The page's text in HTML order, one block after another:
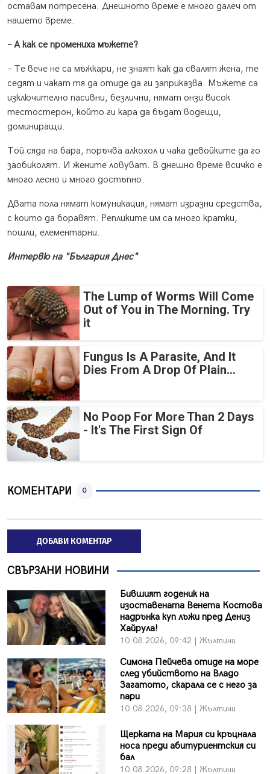
оставам потресена. Днешното време е много далеч от
нашето време.
– А как се промениха мъжете?
– Те вече не са мъжкари, не знаят как да свалят жена, те
седят и чакат тя да отиде да ги заприказва. Мъжете са
изключително пасивни, безлични, нямат онзи висок
тестостерон, който ги кара да бъдат водещи,
доминиращи.
Той сяда на бара, поръчва алкохол и чака девойките да го
заобиколят. И жените ловуват. В днешно време всичко е
много лесно и много достъпно.
Двата пола нямат комуникация, нямат изразни средства,
с които да боравят. Репликите им са много кратки,
пошли, елементарни.
Интервю на "България Днес"
The Lump of Worms Will Come
Out of You in The Morning. Try
it
Fungus Is A Parasite, And It
Dies From A Drop Of Plain...
No Poop For More Than 2 Days
- It's The First Sign Of
КОМЕНТАРИ 0
ДОБАВИ КОМЕНТАР
СВЪРЗАНИ НОВИНИ
Бившият годеник на
изоставената Венета Костова
надрънка куп лъжи пред Дениз
Хайрула!
10.08.2026, 09:42 | Жълтини
Симона Пейчева отиде на море
след убийството на Владо
Загатото, скарала се с него за
пари
10.08.2026, 09:38 | Жълтини
Щерката на Мария си кръцнала
носа преди абитуриентския си
бал
10.08.2026, 09:28 | Жълтини